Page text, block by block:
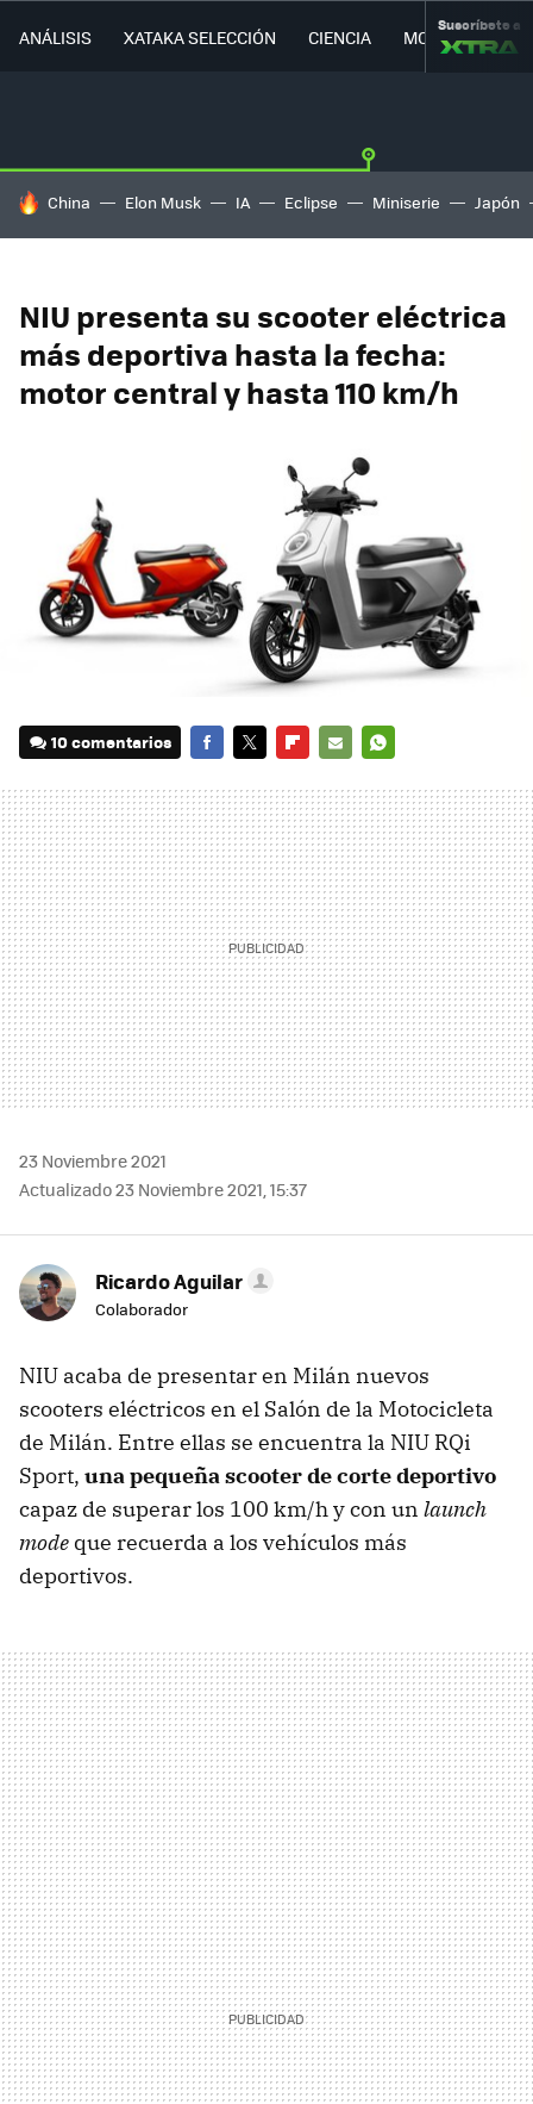
ANÁLISIS XATAKA SELECCIÓN CIENCIA MOVILIDAD
Suscríbete a
HOY SE HABLA DE
China Elon Musk IA Eclipse Miniserie Japón
NIU presenta su scooter eléctrica
más deportiva hasta la fecha:
motor central y hasta 110 km/h
10 comentarios
MAIL
23 Noviembre 2021
Actualizado 23 Noviembre 2021, 15:37
Ricardo Aguilar
Colaborador
NIU acaba de presentar en Milán nuevos
scooters eléctricos en el Salón de la Motocicleta
de Milán. Entre ellas se encuentra la NIU RQi
Sport, una pequeña scooter de corte deportivo
capaz de superar los 100 km/h y con un launch
mode que recuerda a los vehículos más
deportivos.